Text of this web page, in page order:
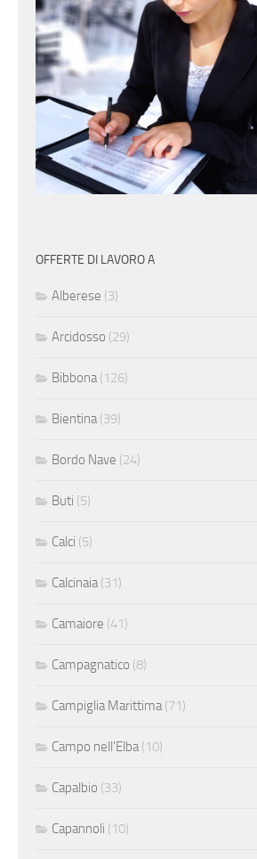
OFFERTE DI LAVORO A
Alberese (3)
Arcidosso (29)
Bibbona(126)
Bientina(39)
Bordo Nave (24)
Buti (5)
Calci (5)
Calcinaia(31)
Camaiore (41)
Campagnatico (8)
Campiglia Marittima(71)
Campo nell'Elba(10)
Capalbio (33)
Capannoli (10)